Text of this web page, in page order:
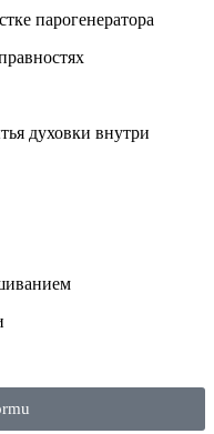
парогенератора
духовки внутри